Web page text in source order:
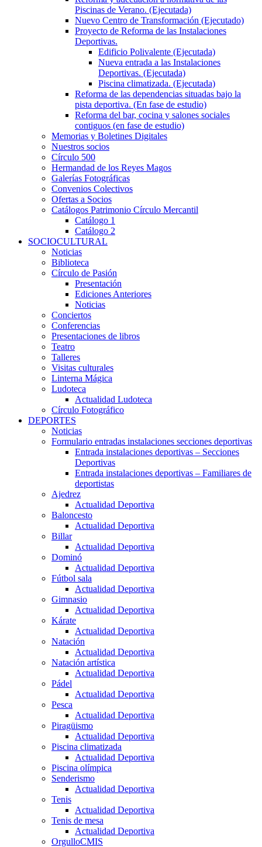
Piscinas de Verano. (Ejecutada)
Nuevo Centro de Transformación (Ejecutado)
Proyecto de Reforma de las Instalaciones
Deportivas.
Edificio Polivalente (Ejecutada)
Nueva entrada a las Instalaciones
Deportivas. (Ejecutada)
Piscina climatizada. (Ejecutada)
Reforma de las dependencias situadas bajo la
pista deportiva. (En fase de estudio)
Reforma del bar, cocina y salones sociales
contiguos (en fase de estudio)
Memorias y Boletines Digitales
Nuestros socios
Círculo 500
Hermandad de los Reyes Magos
Galerías Fotográficas
Convenios Colectivos
Ofertas a Socios
Catálogos Patrimonio Círculo Mercantil
Catálogo 1
Catálogo 2
SOCIOCULTURAL
Noticias
Biblioteca
Círculo de Pasión
Presentación
Ediciones Anteriores
Noticias
Conciertos
Conferencias
Presentaciones de libros
Teatro
Talleres
Visitas culturales
Linterna Mágica
Ludoteca
Actualidad Ludoteca
Círculo Fotográfico
DEPORTES
Noticias
Formulario entradas instalaciones secciones deportivas
Entrada instalaciones deportivas – Secciones
Deportivas
Entrada instalaciones deportivas – Familiares de
deportistas
Ajedrez
Actualidad Deportiva
Baloncesto
Actualidad Deportiva
Billar
Actualidad Deportiva
Dominó
Actualidad Deportiva
Fútbol sala
Actualidad Deportiva
Gimnasio
Actualidad Deportiva
Kárate
Actualidad Deportiva
Natación
Actualidad Deportiva
Natación artística
Actualidad Deportiva
Pádel
Actualidad Deportiva
Pesca
Actualidad Deportiva
Piragüismo
Actualidad Deportiva
Piscina climatizada
Actualidad Deportiva
Piscina olímpica
Senderismo
Actualidad Deportiva
Tenis
Actualidad Deportiva
Tenis de mesa
Actualidad Deportiva
OrgulloCMIS